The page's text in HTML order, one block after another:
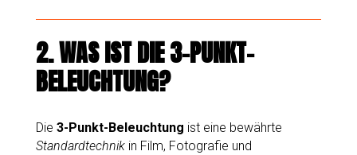
2.WAS IST DIE 3-PUNKT-
BELEUCHTUNG?
Die 3-Punkt-Beleuchtung ist eine bewährte
Standardtechnikin Film, Fotografie und